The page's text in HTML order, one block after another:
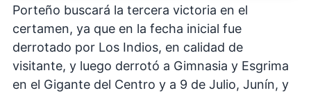
Porteño buscará la tercera victoria en el
certamen, ya que en la fecha inicial fue
derrotado por Los Indios, en calidad de
visitante, y luego derrotó a Gimnasia y Esgrima
en el Gigante del Centro y a 9 de Julio, Junín, y